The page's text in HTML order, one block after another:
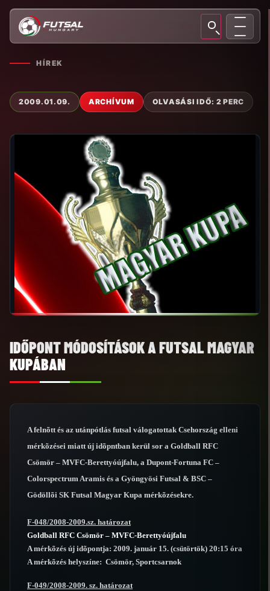
HÍREK
2009.01.09. ARCHÍVUM OLVASÁSI IDŐ: 2 PERC
IDŐPONT MÓDOSÍTÁSOK A FUTSAL MAGYAR
KUPÁBAN
A felnõtt és az utánpótlás futsal válogatottak Csehország elleni
mérkõzései miatt új idõpntban kerül sor a Goldball RFC
Csömör – MVFC-Berettyóújfalu, a Dupont-Fortuna FC –
Colorspectrum Aramis és a Gyöngyösi Futsal & BSC –
Gödöllõi SK Futsal Magyar Kupa mérkõzésekre.
F-048/2008-2009.sz. határozat
Goldball RFC Csömör – MVFC-Berettyóújfalu
A mérkõzés új idõpontja: 2009. január 15. (csütörtök) 20:15 óra
A mérkõzés helyszíne: Csömör, Sportcsarnok
F-049/2008-2009. sz. határozat